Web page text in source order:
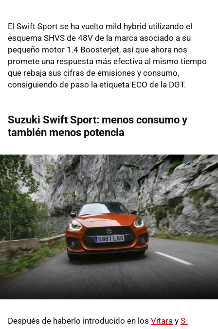
El Swift Sport se ha vuelto mild hybrid utilizando el
esquema SHVS de 48V de la marca asociado a su
pequeño motor 1.4 Boosterjet, así que ahora nos
promete una respuesta más efectiva al mismo tiempo
que rebaja sus cifras de emisiones y consumo,
consiguiendo de paso la etiqueta ECO de la DGT.
Suzuki Swift Sport: menos consumo y
también menos potencia
Después de haberlo introducido en los Vitara y S-